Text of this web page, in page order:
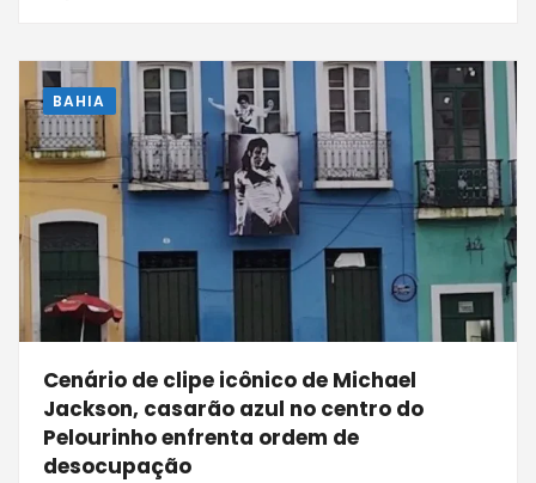
BAHIA
Cenário de clipe icônico de Michael
Jackson, casarão azul no centro do
Pelourinho enfrenta ordem de
desocupação